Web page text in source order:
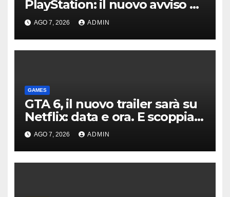
PlayStation: il nuovo avviso di
Sony è l’ennesima conferma
AGO 7, 2026 ADMIN
GAMES
GTA 6, il nuovo trailer sarà su
Netflix: data e ora. E scoppia
la polemica
AGO 7, 2026 ADMIN